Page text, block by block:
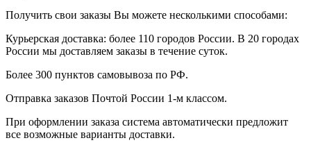
Получить свои заказы Вы можете несколькими способами:
Курьерская доставка: более 110 городов России. В 20 городах
России мы доставляем заказы в течение суток.
Более 300 пунктов самовывоза по РФ.
Отправка заказов Почтой России 1-м классом.
При оформлении заказа система автоматически предложит
все возможные варианты доставки.